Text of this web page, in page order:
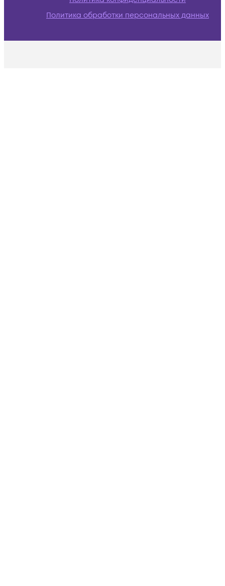
Политика обработки персональных данных